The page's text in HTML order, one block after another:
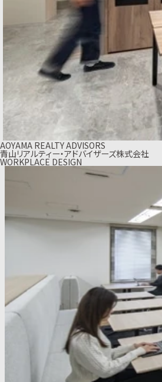
AOYAMA REALTY ADVISORS
青山リアルティー・アドバイザーズ株式会社
WORKPLACE DESIGN